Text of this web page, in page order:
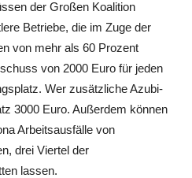
der Großen Koalition
Betriebe, die im Zuge der
von mehr als 60 Prozent
von 2000 Euro für jeden
Wer zusätzliche Azubi-
3000 Euro. Außerdem können
Arbeitsausfälle von
drei Viertel der
lassen.